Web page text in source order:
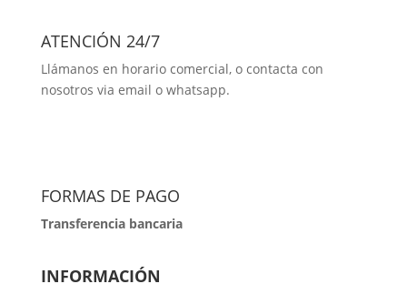
ATENCIÓN 24/7
Llámanos en horario comercial, o contacta con
nosotros via email o whatsapp.
FORMAS DE PAGO
Transferencia bancaria
INFORMACIÓN